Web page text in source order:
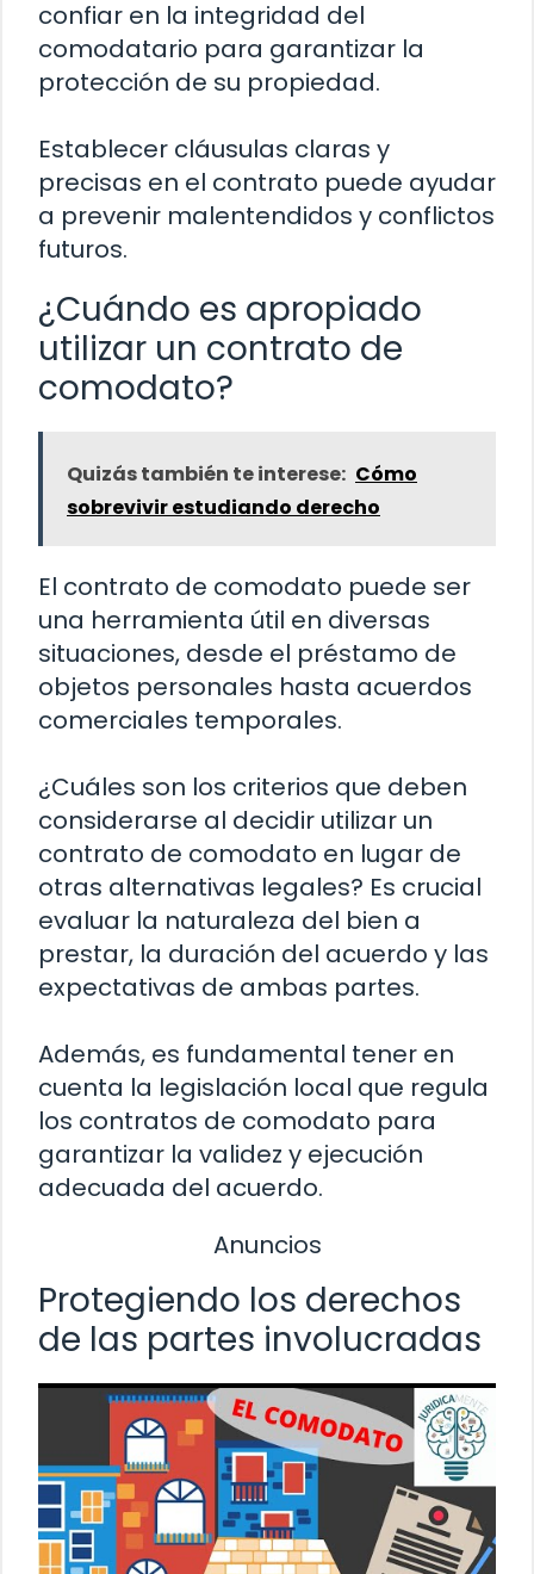
confiar en la integridad del
comodatario para garantizar la
protección de su propiedad.
Establecer cláusulas claras y
precisas en el contrato puede ayudar
a prevenir malentendidos y conflictos
futuros.
¿Cuándo es apropiado
utilizar un contrato de
comodato?
Quizás también te interese: Cómo
sobrevivir estudiando derecho
El contrato de comodato puede ser
una herramienta útil en diversas
situaciones, desde el préstamo de
objetos personales hasta acuerdos
comerciales temporales.
¿Cuáles son los criterios que deben
considerarse al decidir utilizar un
contrato de comodato en lugar de
otras alternativas legales? Es crucial
evaluar la naturaleza del bien a
prestar, la duración del acuerdo y las
expectativas de ambas partes.
Además, es fundamental tener en
cuenta la legislación local que regula
los contratos de comodato para
garantizar la validez y ejecución
adecuada del acuerdo.
Anuncios
Protegiendo los derechos
de las partes involucradas